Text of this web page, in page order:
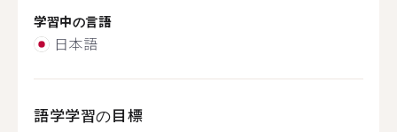
学習中の言語
日本語
語学学習の目標